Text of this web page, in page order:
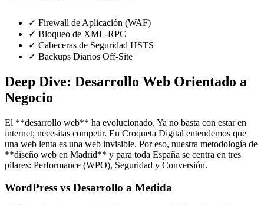
✓ Firewall de Aplicación (WAF)
✓ Bloqueo de XML-RPC
✓ Cabeceras de Seguridad HSTS
✓ Backups Diarios Off-Site
Deep Dive: Desarrollo Web Orientado a
Negocio
El **desarrollo web** ha evolucionado. Ya no basta con estar en
internet; necesitas competir. En Croqueta Digital entendemos que
una web lenta es una web invisible. Por eso, nuestra metodología de
**diseño web en Madrid** y para toda España se centra en tres
pilares: Performance (WPO), Seguridad y Conversión.
WordPress vs Desarrollo a Medida